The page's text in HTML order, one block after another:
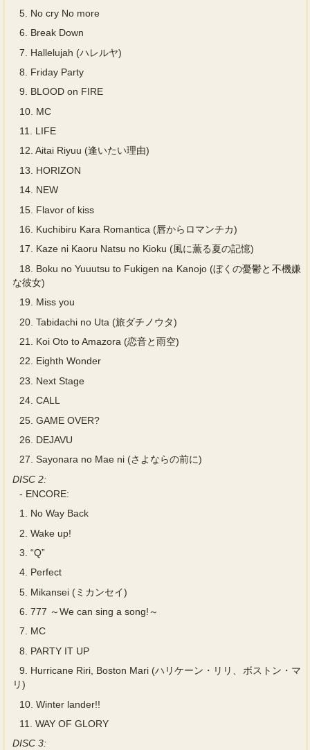
5. No cry No more
6.
Break Down
7.
Hallelujah (ハレルヤ)
8.
Friday Party
9. BLOOD on FIRE
10. MC
11.
LIFE
12. Aitai Riyuu (逢いたい理由)
13.
HORIZON
14. NEW
15. Flavor of kiss
16.
Kuchibiru Kara Romantica (唇からロマンチカ)
17. Kaze ni Kaoru Natsu no Kioku (風に薫る夏の記憶)
18.
Boku no Yuuutsu to Fukigen na Kanojo (ぼくの憂鬱と不機嫌
な彼女)
19. Miss you
20. Tabidachi no Uta (旅ダチノウタ)
21.
Koi Oto to Amazora (恋音と雨空)
22. Eighth Wonder
23.
Next Stage
24. CALL
25. GAME OVER?
26.
DEJAVU
27. Sayonara no Mae ni (さよならの前に)
DISC 2:
- ENCORE:
1.
No Way Back
2. Wake up!
3. “Q”
4. Perfect
5. Mikansei (ミカンセイ)
6. 777 ～We can sing a song!～
7. MC
8.
PARTY IT UP
9. Hurricane Riri, Boston Mari (ハリケーン・リリ、ボストン・マ
リ)
10. Winter lander!!
11.
WAY OF GLORY
DISC 3: